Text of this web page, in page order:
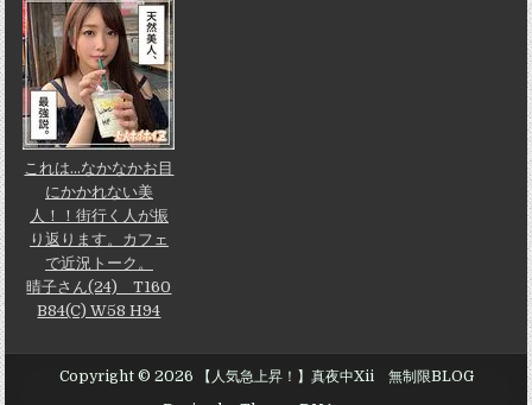
これは…なかなかお目
にかかれない美
人！！街行く人が振
り返ります。カフェ
で近況トーク。
晴子さん(24) T160
B84(C) W58 H94
Copyright © 2026 【人気急上昇！】真夜中Xii 無制限BLOG